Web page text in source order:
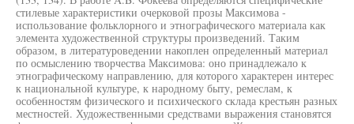
стилевые характеристики очерковой прозы Максимова -
использование фольклорного и этнографического материала как
элемента художественной структуры произведений. Таким
образом, в литературоведении накоплен определенный материал
по осмыслению творчества Максимова: оно принадлежало к
этнографическому направлению, для которого характерен интерес
к национальной культуре, к народному быту, ремеслам, к
особенностям физического и психического склада крестьян разных
местностей. Художественными средствами выражения становятся